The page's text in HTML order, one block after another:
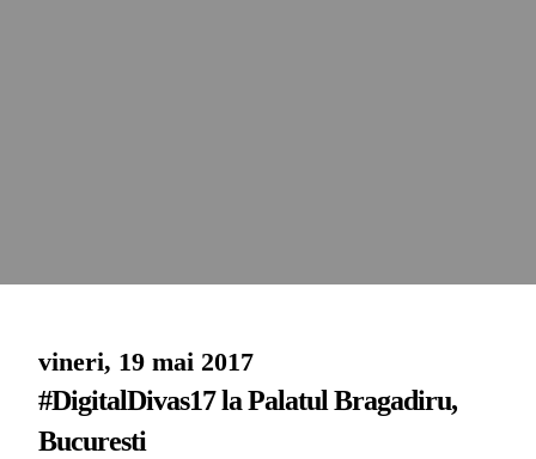
vineri, 19 mai 2017
#DigitalDivas17 la Palatul Bragadiru,
Bucuresti